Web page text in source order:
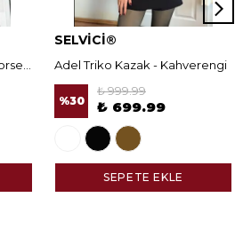
SELVİCİ®
Adel Triko Kazak - Kahverengi
%30
₺ 999.99
₺ 699.99
SEPETE EKLE